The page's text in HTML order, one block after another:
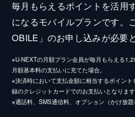
毎月もらえるポイントを活用
になるモバイルプランです。
OBILE」のお申し込みが必要
※U-NEXTの月額プラン会員が毎月もらえる
月額基本料の支払いに充てた場合。
※決済時において支払金額に相当するポイン
録のクレジットカードでのお支払いとなります
※通話料、SMS通信料、オプション（かけ放